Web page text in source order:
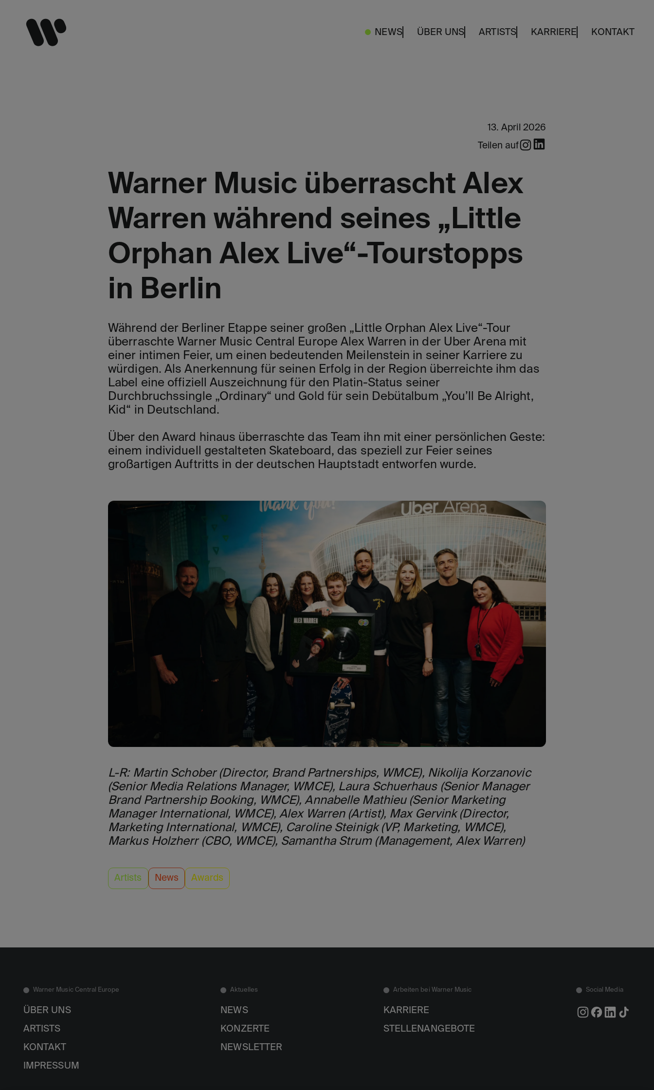
NEWS ÜBER UNS ARTISTS KARRIERE KONTAKT
13. April 2026
Teilen auf
Warner Music überrascht Alex
Warren während seines „Little
Orphan Alex Live“-Tourstopps
in Berlin
Während der Berliner Etappe seiner großen „Little Orphan Alex Live“-Tour
überraschte Warner Music Central Europe Alex Warren in der Uber Arena mit
einer intimen Feier, um einen bedeutenden Meilenstein in seiner Karriere zu
würdigen. Als Anerkennung für seinen Erfolg in der Region überreichte ihm das
Label eine offiziell Auszeichnung für den Platin-Status seiner
Durchbruchssingle „Ordinary“ und Gold für sein Debütalbum „You’ll Be Alright,
Kid“ in Deutschland.
Über den Award hinaus überraschte das Team ihn mit einer persönlichen Geste:
einem individuell gestalteten Skateboard, das speziell zur Feier seines
großartigen Auftritts in der deutschen Hauptstadt entworfen wurde.
L-R: Martin Schober (Director, Brand Partnerships, WMCE), Nikolija Korzanovic
(Senior Media Relations Manager, WMCE), Laura Schuerhaus (Senior Manager
Brand Partnership Booking, WMCE), Annabelle Mathieu (Senior Marketing
Manager International, WMCE), Alex Warren (Artist), Max Gervink (Director,
Marketing International, WMCE), Caroline Steinigk (VP, Marketing, WMCE),
Markus Holzherr (CBO, WMCE), Samantha Strum (Management, Alex Warren)
Artists News Awards
Warner Music Central Europe
ÜBER UNS
ARTISTS
KONTAKT
IMPRESSUM
Aktuelles
NEWS
KONZERTE
NEWSLETTER
Arbeiten bei Warner Music
KARRIERE
STELLENANGEBOTE
Social Media